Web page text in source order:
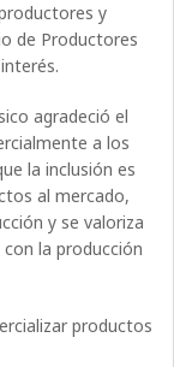
y
de Productores
agradeció el
a los
la inclusión es
al mercado,
y se valoriza
la producción